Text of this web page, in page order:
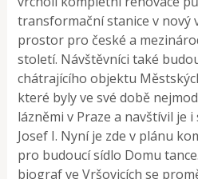
transformační stanice v nový
prostor pro české a
století. Návštěvníci také
chátrajícího objektu
které byly ve své době
lázněmi v Praze a navštívil je
Josef I. Nyní je zde v plánu
pro budoucí sídlo Domu
biograf ve Vršovicích se